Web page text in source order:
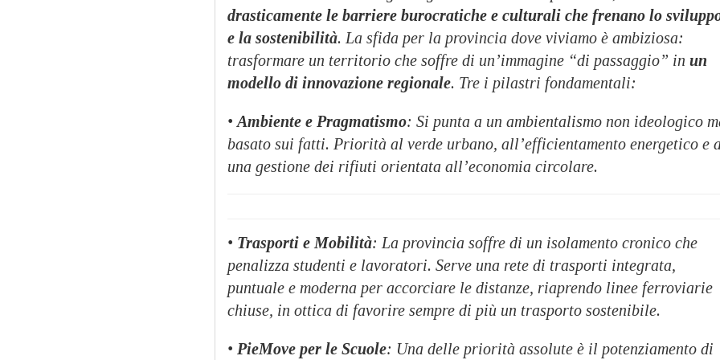
drasticamente le barriere burocratiche e culturali che frenano lo
e la sostenibilità. La sfida per la provincia dove viviamo è ambiziosa:
trasformare un territorio che soffre di un’immagine “di passaggio” in un
modello di innovazione regionale. Tre i pilastri fondamentali:
• Ambiente e Pragmatismo: Si punta a un ambientalismo non ideologico
basato sui fatti. Priorità al verde urbano, all’efficientamento energetico e
una gestione dei rifiuti orientata all’economia circolare.
• Trasporti e Mobilità: La provincia soffre di un isolamento cronico che
penalizza studenti e lavoratori. Serve una rete di trasporti integrata,
puntuale e moderna per accorciare le distanze, riaprendo linee ferroviarie
chiuse, in ottica di favorire sempre di più un trasporto sostenibile.
• PieMove per le Scuole: Una delle priorità assolute è il potenziamento di